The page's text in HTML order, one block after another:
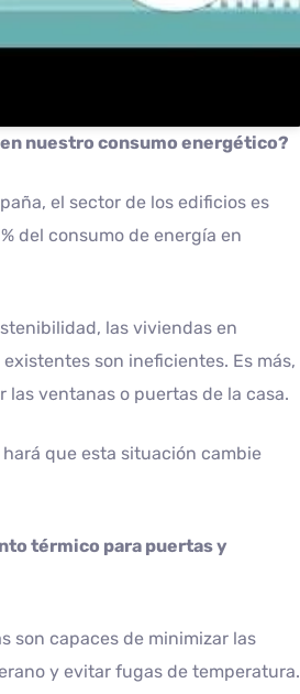
nuestro consumo energético?
el sector de los edificios es
del consumo de energía en
las viviendas en
son ineficientes. Es más,
las ventanas o puertas de la casa.
que esta situación cambie
térmico para puertas y
son capaces de minimizar las
y evitar fugas de temperatura.